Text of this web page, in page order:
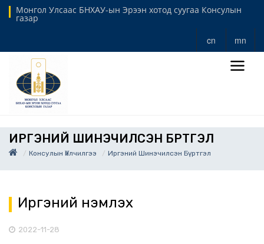
Монгол Улсаас БНХАУ-ын Эрээн хотод суугаа Консулын
газар
cn mn
ИРГЭНИЙ ШИНЭЧИЛСЭН БҮРТГЭЛ
Консулын Үйлчилгээ Иргэний Шинэчилсэн Бүртгэл
Иргэний үнэмлэх
2022-11-28